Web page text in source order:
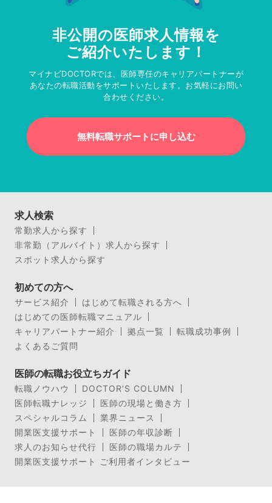
非公開の医師求人情報を
ご紹介いたします！
マイナビDOCTORでは、医師専任のキャリアパートナーが
あなたの転職活動をサポートいたします。お気軽にお問い
合わせください。
無料転職サポートに申し込む
求人検索
常勤求人から探す
非常勤（アルバイト）求人から探す
スポット求人から探す
初めての方へ
サービス紹介
はじめて転職される方へ
はじめての医師転職マニュアル
キャリアパートナー紹介
拠点一覧
転職成功事例
よくあるご質問
医師の転職お役立ちガイド
転職ノウハウ
DOCTOR’S COLUMN
医師転職ナレッジ
医師の現場と働き方
スペシャルコラム
業界ニュース
開業医支援サポート
医師の年収診断
求人のお知らせ代行
医師の職場カルテ
開業医支援サポート ご利用者インタビュー